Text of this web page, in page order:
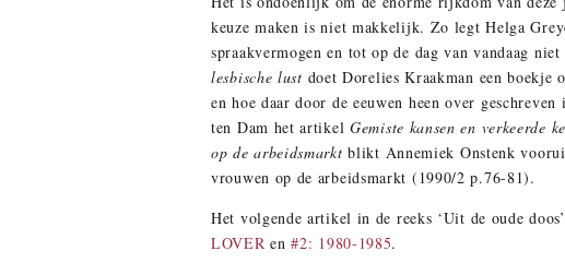
keuze maken is niet makkelijk. Zo legt Helga
spraakvermogen en tot op de dag van vandaag
lesbische lust doet Dorelies Kraakman een boekje
en hoe daar door de eeuwen heen over
ten Dam het artikel Gemiste kansen en verkeerde
op de arbeidsmarktblikt Annemiek Onstenk
vrouwen op de arbeidsmarkt (1990/2 p.76-81).
Het volgende artikel in de reeks ‘Uit de oude
LOVER en#2: 1980-1985.